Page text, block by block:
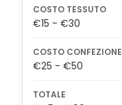
COSTO TESSUTO
€15 - €30
COSTO CONFEZIONE
€25 - €50
TOTALE